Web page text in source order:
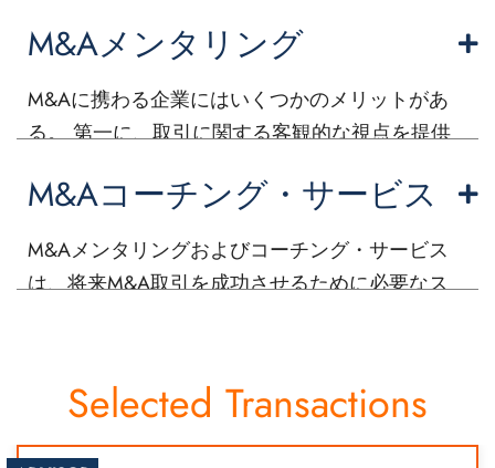
M&Aメンタリング
M&Aに携わる企業にはいくつかのメリットがあ
る。 第一に、取引に関する客観的な視点を提供
服するのを支援する。 これには、取引構造、価
M&Aコーチング・サービス
M&Aメンタリングおよびコーチング・サービス
は、将来M&A取引を成功させるために必要なス
当者にトレーニングと指導を提供し、彼らの知
識とスキルを高めることを可能にするものであ
る。
Selected Transactions